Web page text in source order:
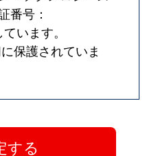
番号：
います。
保護されていま